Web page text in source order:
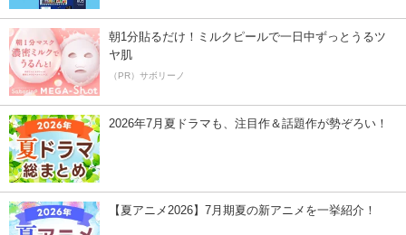
朝1分貼るだけ！ミルクピールで一日中ずっとうるツ
ヤ肌
（PR）サボリーノ
2026年7月夏ドラマも、注目作＆話題作が勢ぞろい！
【夏アニメ2026】7月期夏の新アニメを一挙紹介！